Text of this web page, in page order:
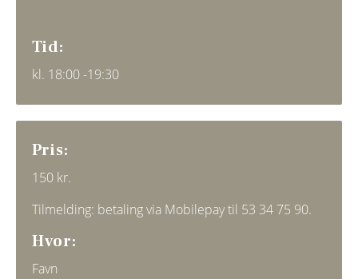
Tid:
kl. 18:00 -19:30
Pris:
150 kr.
Tilmelding: betaling via Mobilepay til 53 34 75 90.
Hvor:
Favn